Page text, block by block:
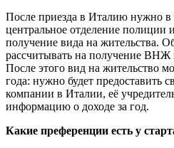
После приезда в Италию нужно в
центральное отделение полиции
получение вида на жительства.
рассчитывать на получение ВНЖ
После этого вид на жительство
года: нужно будет предоставить
компании в Италии, её
информацию о доходе за год.
Какие преференции есть у